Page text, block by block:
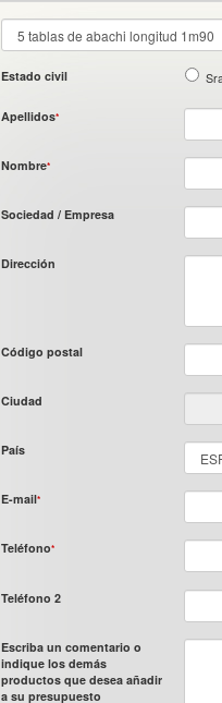
Estado civil
Apellidos*
Nombre*
Sociedad / Empresa
Dirección
Código postal
Ciudad
País
E-mail*
Teléfono*
Teléfono 2
Escriba un comentario o
indique los demás
productos que desea añadir
a su presupuesto